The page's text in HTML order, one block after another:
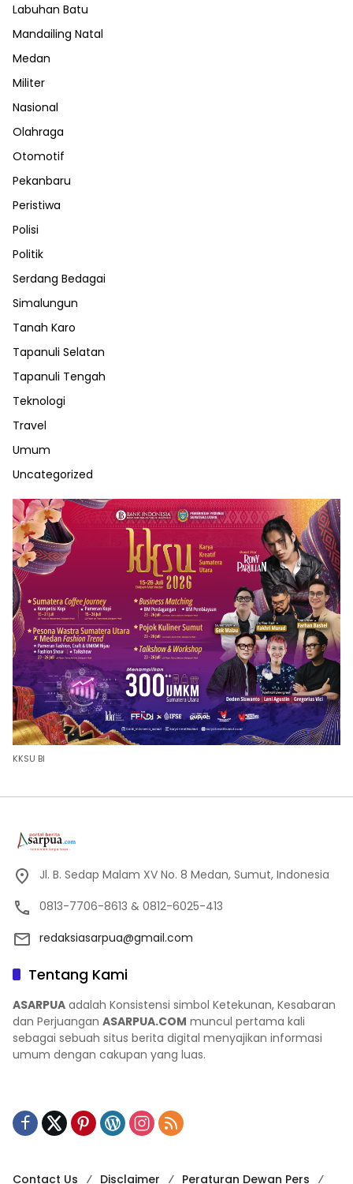
Labuhan Batu
Mandailing Natal
Medan
Militer
Nasional
Olahraga
Otomotif
Pekanbaru
Peristiwa
Polisi
Politik
Serdang Bedagai
Simalungun
Tanah Karo
Tapanuli Selatan
Tapanuli Tengah
Teknologi
Travel
Umum
Uncategorized
KKSU BI
Jl. B. Sedap Malam XV No. 8 Medan, Sumut, Indonesia
0813-7706-8613 & 0812-6025-413
redaksiasarpua@gmail.com
Tentang Kami
ASARPUA adalah Konsistensi simbol Ketekunan, Kesabaran
dan Perjuangan ASARPUA.COM muncul pertama kali
sebagai sebuah situs berita digital menyajikan informasi
umum dengan cakupan yang luas.
Contact Us Disclaimer Peraturan Dewan Pers